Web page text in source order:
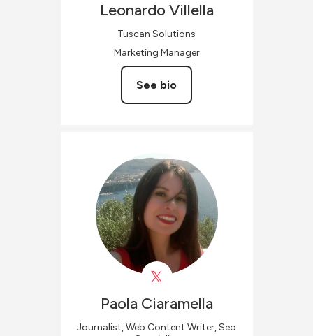
Leonardo Villella
Tuscan Solutions
Marketing Manager
See bio
Paola Ciaramella
Journalist, Web Content Writer, Seo